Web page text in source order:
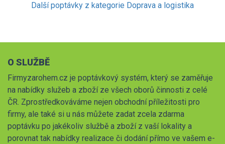
Další poptávky z kategorie Doprava a logistika
O SLUŽBĚ
Firmyzarohem.cz je poptávkový systém, který se zaměřuje
na nabídky služeb a zboží ze všech oborů činnosti z celé
ČR. Zprostředkováváme nejen obchodní příležitosti pro
firmy, ale také si u nás můžete zadat zcela zdarma
poptávku po jakékoliv službě a zboží z vaší lokality a
porovnat tak nabídky realizace či dodání přímo ve vašem e-